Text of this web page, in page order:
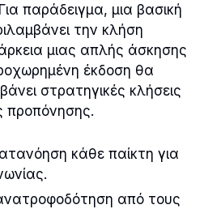
παράδειγμα, μια βασική
την κλήση
μιας απλής άσκησης
έκδοση θα
στρατηγικές κλήσεις
προπόνησης.
κάθε παίκτη για
από τους